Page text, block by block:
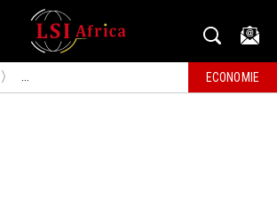
ECONOMIE